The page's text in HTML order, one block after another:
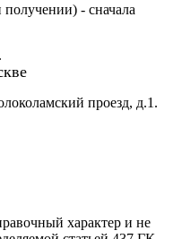
- сначала
проезд, д.1.
характер и не